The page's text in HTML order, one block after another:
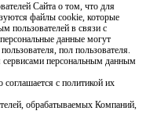
Сайта о том, что для
файлы cookie, которые
пользователей в связи с
данные могут
пол пользователя.
персональным данным
соглашается с политикой их
обрабатываемых Компаний,